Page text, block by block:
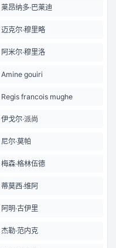
莱昂纳多·巴莱迪
迈克尔·穆里略
阿米尔·穆里洛
Amine gouiri
Regis francois mughe
伊戈尔·派尚
尼尔·莫帕
梅森·格林伍德
蒂莫西·维阿
阿明·古伊里
杰勒·范内克